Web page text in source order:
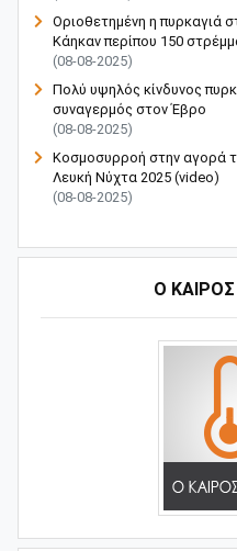
Οριοθετημένη η πυρκαγιά
Κάηκαν περίπου 150
(08-08-2025)
Πολύ υψηλός κίνδυνος
συναγερμός στον Έβρο
(08-08-2025)
Κοσμοσυρροή στην αγορά
Λευκή Νύχτα 2025 (video)
(08-08-2025)
Ο